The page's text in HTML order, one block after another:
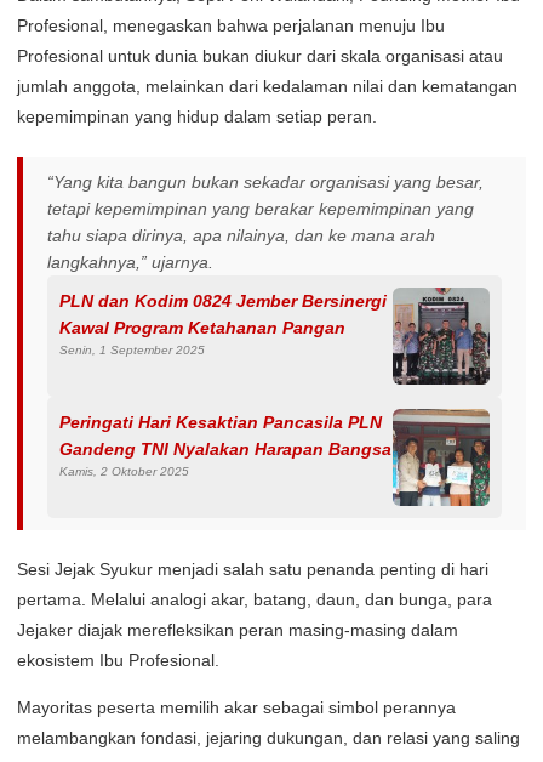
Profesional, menegaskan bahwa perjalanan menuju Ibu
Profesional untuk dunia bukan diukur dari skala organisasi atau
jumlah anggota, melainkan dari kedalaman nilai dan kematangan
kepemimpinan yang hidup dalam setiap peran.
“Yang kita bangun bukan sekadar organisasi yang besar,
tetapi kepemimpinan yang berakar kepemimpinan yang
tahu siapa dirinya, apa nilainya, dan ke mana arah
langkahnya,” ujarnya.
PLN dan Kodim 0824 Jember Bersinergi
Kawal Program Ketahanan Pangan
Senin, 1 September 2025
Peringati Hari Kesaktian Pancasila PLN
Gandeng TNI Nyalakan Harapan Bangsa
Kamis, 2 Oktober 2025
Sesi Jejak Syukur menjadi salah satu penanda penting di hari
pertama. Melalui analogi akar, batang, daun, dan bunga, para
Jejaker diajak merefleksikan peran masing-masing dalam
ekosistem Ibu Profesional.
Mayoritas peserta memilih akar sebagai simbol perannya
melambangkan fondasi, jejaring dukungan, dan relasi yang saling